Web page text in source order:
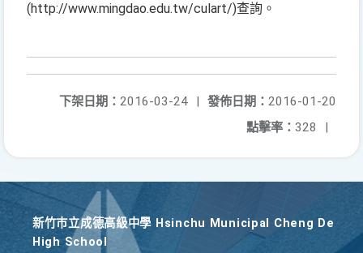
(http://www.mingdao.edu.tw/culart/)查詢。
發佈日期： 2016-01-20
下架日期： 2016-03-24
|
點擊率： 328 |
新竹巿立成德高級中學 Hsinchu Municipal Cheng De
High School